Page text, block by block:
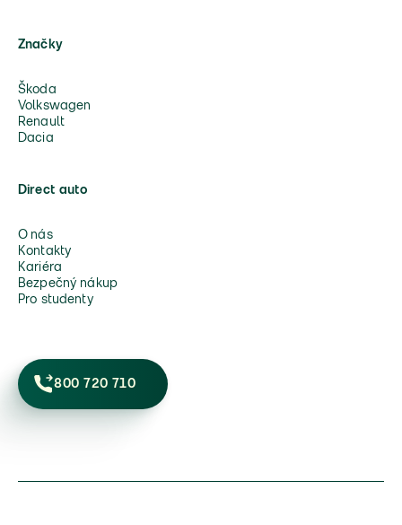
Značky
Škoda
Volkswagen
Renault
Dacia
Direct auto
O nás
Kontakty
Kariéra
Bezpečný nákup
Pro studenty
800 720 710